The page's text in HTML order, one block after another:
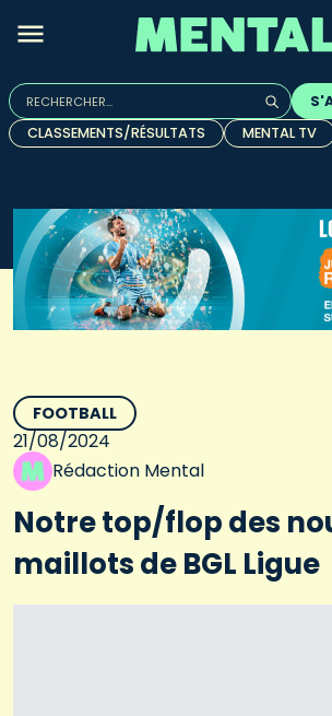
Rechercher :
Quand les résultats de l'auto-
CLASSEMENTS/RÉSULTATS
MENTAL TV
FOOTBALL
21/08/2024
Rédaction Mental
Notre top/flop des
maillots de BGL Ligue